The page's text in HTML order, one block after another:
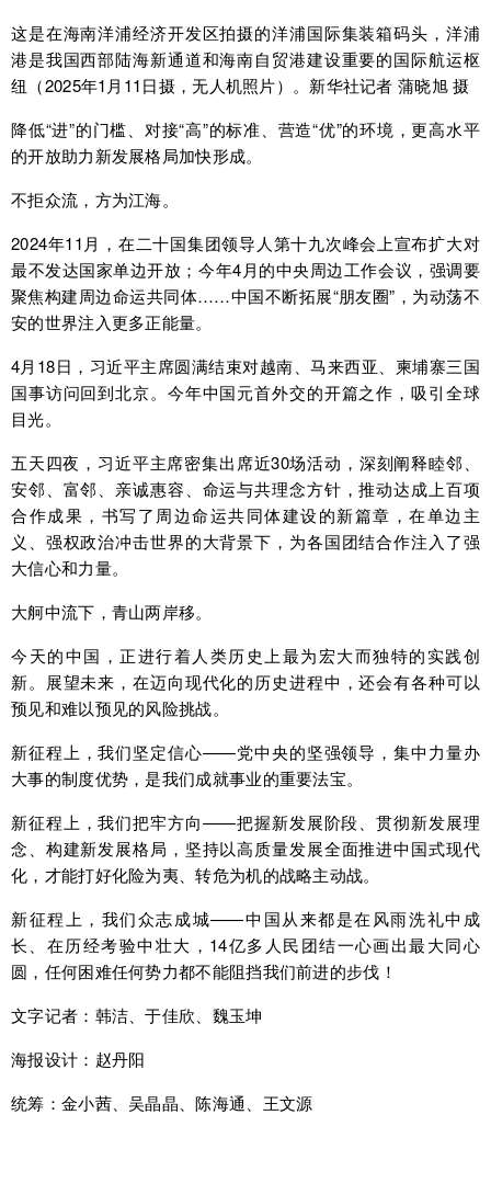
这是在海南洋浦经济开发区拍摄的洋浦国际集装箱码头，洋浦
港是我国西部陆海新通道和海南自贸港建设重要的国际航运枢
纽（2025年1月11日摄，无人机照片）。新华社记者 蒲晓旭 摄
降低“进”的门槛、对接“高”的标准、营造“优”的环境，更高水平
的开放助力新发展格局加快形成。
不拒众流，方为江海。
2024年11月，在二十国集团领导人第十九次峰会上宣布扩大对
最不发达国家单边开放；今年4月的中央周边工作会议，强调要
聚焦构建周边命运共同体……中国不断拓展“朋友圈”，为动荡不
安的世界注入更多正能量。
4月18日，习近平主席圆满结束对越南、马来西亚、柬埔寨三国
国事访问回到北京。今年中国元首外交的开篇之作，吸引全球
目光。
五天四夜，习近平主席密集出席近30场活动，深刻阐释睦邻、
安邻、富邻、亲诚惠容、命运与共理念方针，推动达成上百项
合作成果，书写了周边命运共同体建设的新篇章，在单边主
义、强权政治冲击世界的大背景下，为各国团结合作注入了强
大信心和力量。
大舸中流下，青山两岸移。
今天的中国，正进行着人类历史上最为宏大而独特的实践创
新。展望未来，在迈向现代化的历史进程中，还会有各种可以
预见和难以预见的风险挑战。
新征程上，我们坚定信心——党中央的坚强领导，集中力量办
大事的制度优势，是我们成就事业的重要法宝。
新征程上，我们把牢方向——把握新发展阶段、贯彻新发展理
念、构建新发展格局，坚持以高质量发展全面推进中国式现代
化，才能打好化险为夷、转危为机的战略主动战。
新征程上，我们众志成城——中国从来都是在风雨洗礼中成
长、在历经考验中壮大，14亿多人民团结一心画出最大同心
圆，任何困难任何势力都不能阻挡我们前进的步伐！
文字记者：韩洁、于佳欣、魏玉坤
海报设计：赵丹阳
统筹：金小茜、吴晶晶、陈海通、王文源